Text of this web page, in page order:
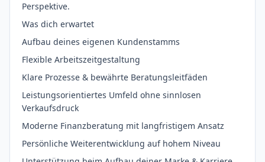
Perspektive.
Was dich erwartet
Aufbau deines eigenen Kundenstamms
Flexible Arbeitszeitgestaltung
Klare Prozesse & bewährte Beratungsleitfäden
Leistungsorientiertes Umfeld ohne sinnlosen
Verkaufsdruck
Moderne Finanzberatung mit langfristigem Ansatz
Persönliche Weiterentwicklung auf hohem Niveau